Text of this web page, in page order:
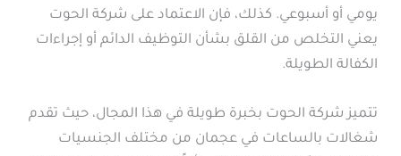
يومي أو أسبوعي. كذلك، فإن الاعتماد على شركة الحوت
يعني التخلص من القلق بشأن التوظيف الدائم أو إجراءات
الكفالة الطويلة.
تتميز شركة الحوت بخبرة طويلة في هذا المجال، حيث تقدم
شغالات بالساعات في عجمان من مختلف الجنسيات